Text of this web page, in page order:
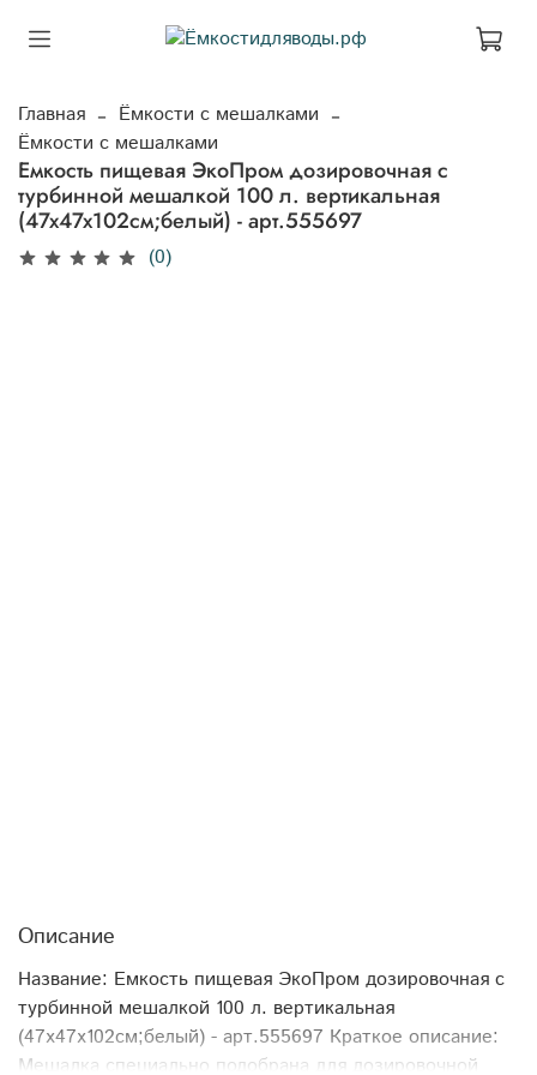
Главная
Ёмкости с мешалками
Ёмкости с мешалками
Емкость пищевая ЭкоПром дозировочная с
турбинной мешалкой 100 л. вертикальная
(47x47x102см;белый) - арт.555697
(0)
Описание
Название: Емкость пищевая ЭкоПром дозировочная с
турбинной мешалкой 100 л. вертикальная
(47x47x102см;белый) - арт.555697 Краткое описание:
Мешалка специально подобрана для дозировочной